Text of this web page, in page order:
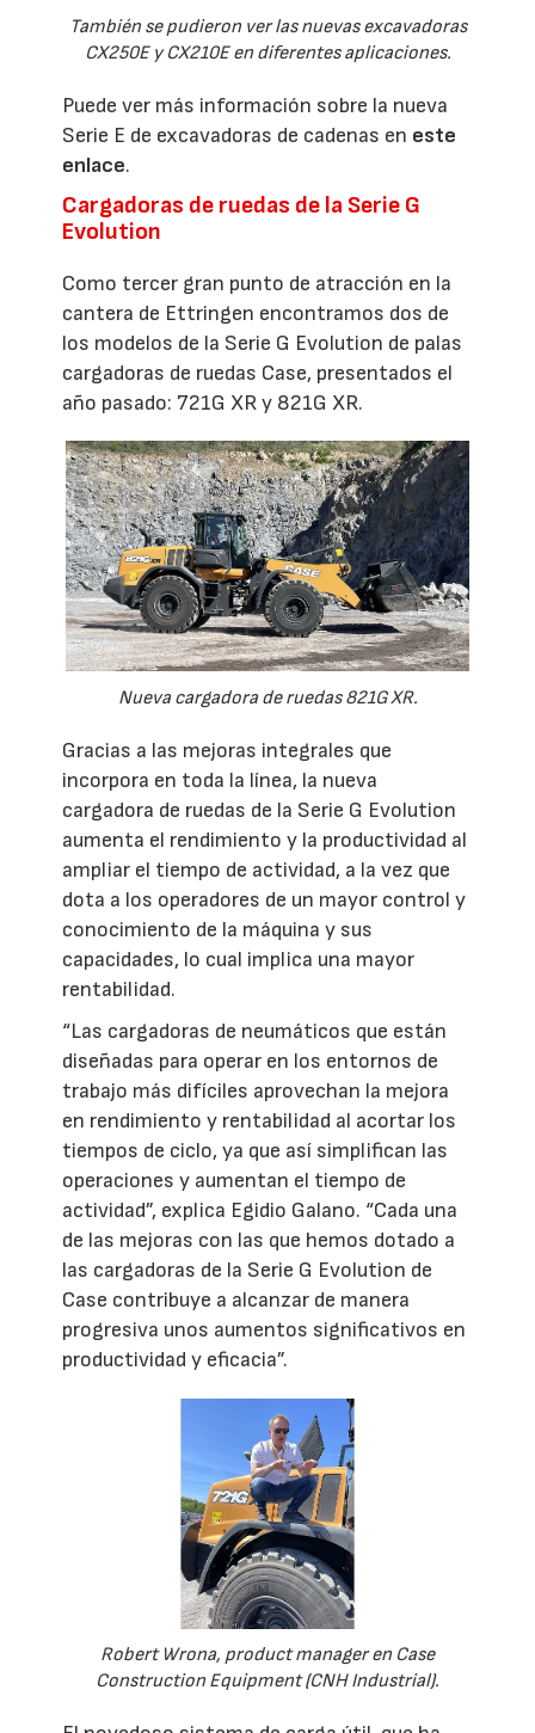
También se pudieron ver las nuevas excavadoras
CX250E y CX210E en diferentes aplicaciones.
Puede ver más información sobre la nueva
Serie E de excavadoras de cadenas en este
enlace.
Cargadoras de ruedas de la Serie G
Evolution
Como tercer gran punto de atracción en la
cantera de Ettringen encontramos dos de
los modelos de la Serie G Evolution de palas
cargadoras de ruedas Case, presentados el
año pasado: 721G XR y 821G XR.
Nueva cargadora de ruedas 821G XR.
Gracias a las mejoras integrales que
incorpora en toda la línea, la nueva
cargadora de ruedas de la Serie G Evolution
aumenta el rendimiento y la productividad al
ampliar el tiempo de actividad, a la vez que
dota a los operadores de un mayor control y
conocimiento de la máquina y sus
capacidades, lo cual implica una mayor
rentabilidad.
“Las cargadoras de neumáticos que están
diseñadas para operar en los entornos de
trabajo más difíciles aprovechan la mejora
en rendimiento y rentabilidad al acortar los
tiempos de ciclo, ya que así simplifican las
operaciones y aumentan el tiempo de
actividad”, explica Egidio Galano. “Cada una
de las mejoras con las que hemos dotado a
las cargadoras de la Serie G Evolution de
Case contribuye a alcanzar de manera
progresiva unos aumentos significativos en
productividad y eficacia”.
Robert Wrona, product manager en Case
Construction Equipment (CNH Industrial).